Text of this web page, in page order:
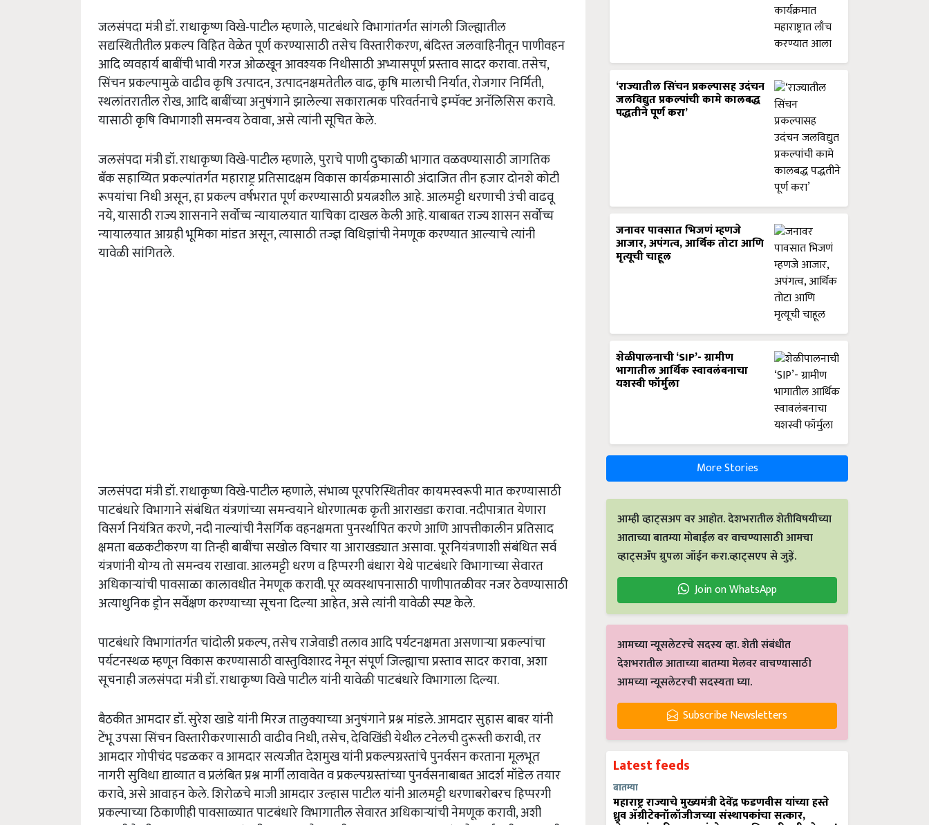
जलसंपदामंत्रीडॉ.राधाकृष्णविखे-पाटीलम्हणाले,पाटबंधारेविभागांतर्गतसांगलीजिल्ह्यातील
सद्यस्थितीतीलप्रकल्पविहितवेळेतपूर्णकरण्यासाठीतसेचविस्तारीकरण,बंदिस्तजलवाहिनीतूनपाणीवहन
आदिव्यवहार्यबाबींचीभावीगरजओळखूनआवश्यकनिधीसाठीअभ्यासपूर्णप्रस्तावसादरकरावा.तसेच,
सिंचनप्रकल्पामुळेवाढीवकृषिउत्पादन,उत्पादनक्षमतेतीलवाढ,कृषिमालाचीनिर्यात,रोजगारनिर्मिती,
स्थलांतरातीलरोख,आदिबाबींच्याअनुषंगानेझालेल्यासकारात्मकपरिवर्तनाचेइम्पॅक्टअनॅलिसिसकरावे.
यासाठीकृषिविभागाशीसमन्वयठेवावा,असेत्यांनीसूचितकेले.
जलसंपदामंत्रीडॉ.राधाकृष्णविखे-पाटीलम्हणाले,पुराचेपाणीदुष्काळीभागातवळवण्यासाठीजागतिक
बँकसहाय्यितप्रकल्पांतर्गतमहाराष्ट्रप्रतिसादक्षमविकासकार्यक्रमासाठीअंदाजिततीनहजारदोनशेकोटी
रूपयांचानिधीअसून,हाप्रकल्पवर्षभरातपूर्णकरण्यासाठीप्रयत्नशीलआहे.आलमट्टीधरणाचीउंचीवाढवू
नये,यासाठीराज्यशासनानेसर्वोच्चन्यायालयातयाचिकादाखलकेलीआहे.याबाबतराज्यशासनसर्वोच्च
न्यायालयातआग्रहीभूमिकामांडतअसून,त्यासाठीतज्ज्ञविधिज्ञांचीनेमणूककरण्यातआल्याचेत्यांनी
यावेळीसांगितले.
जलसंपदामंत्रीडॉ.राधाकृष्णविखे-पाटीलम्हणाले,संभाव्यपूरपरिस्थितीवरकायमस्वरूपीमातकरण्यासाठी
पाटबंधारेविभागानेसंबंधितयंत्रणांच्यासमन्वयानेधोरणात्मककृतीआराखडाकरावा.नदीपात्रातयेणारा
विसर्गनियंत्रितकरणे,नदीनाल्यांचीनैसर्गिकवहनक्षमतापुनर्स्थापितकरणेआणिआपत्तीकालीनप्रतिसाद
क्षमताबळकटीकरणयातिन्हीबाबींचासखोलविचारयाआराखड्यातअसावा.पूरनियंत्रणाशीसंबंधितसर्व
यंत्रणांनीयोग्यतोसमन्वयराखावा.आलमट्टीधरणवहिप्परगीबंधारायेथेपाटबंधारेविभागाच्यासेवारत
अधिकाऱ्यांचीपावसाळाकालावधीतनेमणूककरावी.पूरव्यवस्थापनासाठीपाणीपातळीवरनजरठेवण्यासाठी
अत्याधुनिकड्रोनसर्वेक्षणकरण्याच्यासूचनादिल्याआहेत,असेत्यांनीयावेळीस्पष्टकेले.
पाटबंधारेविभागांतर्गतचांदोलीप्रकल्प,तसेचराजेवाडीतलावआदिपर्यटनक्षमताअसणाऱ्याप्रकल्पांचा
पर्यटनस्थळम्हणूनविकासकरण्यासाठीवास्तुविशारदनेमूनसंपूर्णजिल्ह्याचाप्रस्तावसादरकरावा,अशा
सूचनाहीजलसंपदामंत्रीडॉ.राधाकृष्णविखेपाटीलयांनीयावेळीपाटबंधारेविभागालादिल्या.
बैठकीतआमदारडॉ.सुरेशखाडेयांनीमिरजतालुक्याच्याअनुषंगानेप्रश्नमांडले.आमदारसुहासबाबरयांनी
टेंभूउपसासिंचनविस्तारीकरणासाठीवाढीवनिधी,तसेच,देविखिंडीयेथीलटनेलचीदुरूस्तीकरावी,तर
आमदारगोपीचंदपडळकरवआमदारसत्यजीतदेशमुखयांनीप्रकल्पग्रस्तांचेपुनर्वसनकरतानामूलभूत
नागरीसुविधाद्याव्यातवप्रलंबितप्रश्नमार्गीलावावेतवप्रकल्पग्रस्तांच्यापुनर्वसनाबाबतआदर्शमॉडेलतयार
करावे,असेआवाहनकेले.शिरोळचेमाजीआमदारउल्हासपाटीलयांनीआलमट्टीधरणाबरोबरचहिप्परगी
प्रकल्पाच्याठिकाणीहीपावसाळ्यातपाटबंधारेविभागातीलसेवारतअधिकाऱ्यांचीनेमणूककरावी,अशी
‘राज्यातील सिंचन प्रकल्पासह उदंचन
जलविद्युत प्रकल्पांची कामे कालबद्ध
पद्धतीने पूर्ण करा’
जनावर पावसात भिजणं म्हणजे
आजार, अपंगत्व, आर्थिक तोटा आणि
मृत्यूची चाहूल
शेळीपालनाची ‘SIP’- ग्रामीण
भागातील आर्थिक स्वावलंबनाचा
यशस्वी फॉर्मुला
More Stories
आम्ही व्हाट्सअप वर आहोत. देशभरातील शेतीविषयीच्या
आताच्या बातम्या मोबाईल वर वाचण्यासाठी आमचा
व्हाट्सअँप ग्रुपला जॉईन करा.व्हाट्सएप से जुड़ें.
Join on WhatsApp
आमच्या न्यूसलेटरचे सदस्य व्हा. शेती संबंधीत
देशभरातील आताच्या बातम्या मेलवर वाचण्यासाठी
आमच्या न्यूसलेटरची सदस्यता घ्या.
Subscribe Newsletters
Latest feeds
बातम्या
महाराष्ट्र राज्याचे मुख्यमंत्री देवेंद्र फडणवीस यांच्या हस्ते
ध्रुव ॲग्रीटेक्नॉलॉजीजच्या संस्थापकांचा सत्कार,